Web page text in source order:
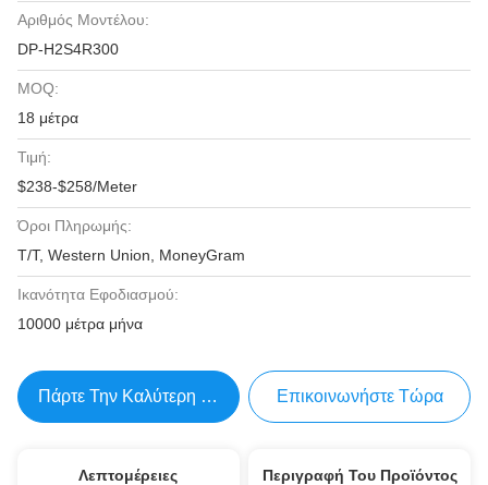
Αριθμός Μοντέλου:
DP-H2S4R300
MOQ:
18 μέτρα
Τιμή:
$238-$258/Meter
Όροι Πληρωμής:
T/T, Western Union, MoneyGram
Ικανότητα Εφοδιασμού:
10000 μέτρα μήνα
Πάρτε Την Καλύτερη Τιμή Επικοινωνήστε Τώρα
Λεπτομέρειες Περιγραφή Του Προϊόντος